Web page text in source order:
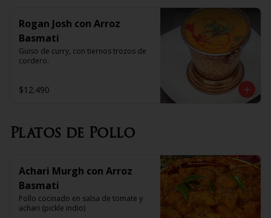
Rogan Josh con Arroz
Basmati
Guiso de curry, con tiernos trozos de
cordero.
$12.490
Platos de Pollo
Achari Murgh con Arroz
Basmati
Pollo cocinado en salsa de tomate y
achari (pickle indio)